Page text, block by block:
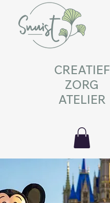
CREATIEF
ZORG
ATELIER